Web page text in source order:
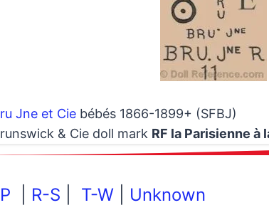
Jne et Cie bébés 1866-1899+ (SFBJ)
& Cie doll mark RF la Parisienne à
R-S T-W Unknown